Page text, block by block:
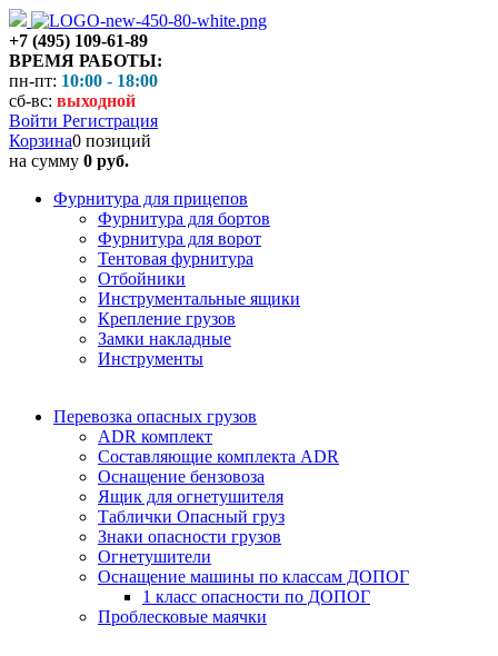
+7 (495) 109-61-89
ВРЕМЯ РАБОТЫ:
пн-пт: 10:00 - 18:00
сб-вс: выходной
Войти Регистрация
Корзина0 позиций
на сумму 0 руб.
Фурнитура для прицепов
Фурнитура для бортов
Фурнитура для ворот
Тентовая фурнитура
Отбойники
Инструментальные ящики
Крепление грузов
Замки накладные
Инструменты
Перевозка опасных грузов
ADR комплект
Составляющие комплекта ADR
Оснащение бензовоза
Ящик для огнетушителя
Таблички Опасный груз
Знаки опасности грузов
Огнетушители
Оснащение машины по классам ДОПОГ
1 класс опасности по ДОПОГ
Проблесковые маячки